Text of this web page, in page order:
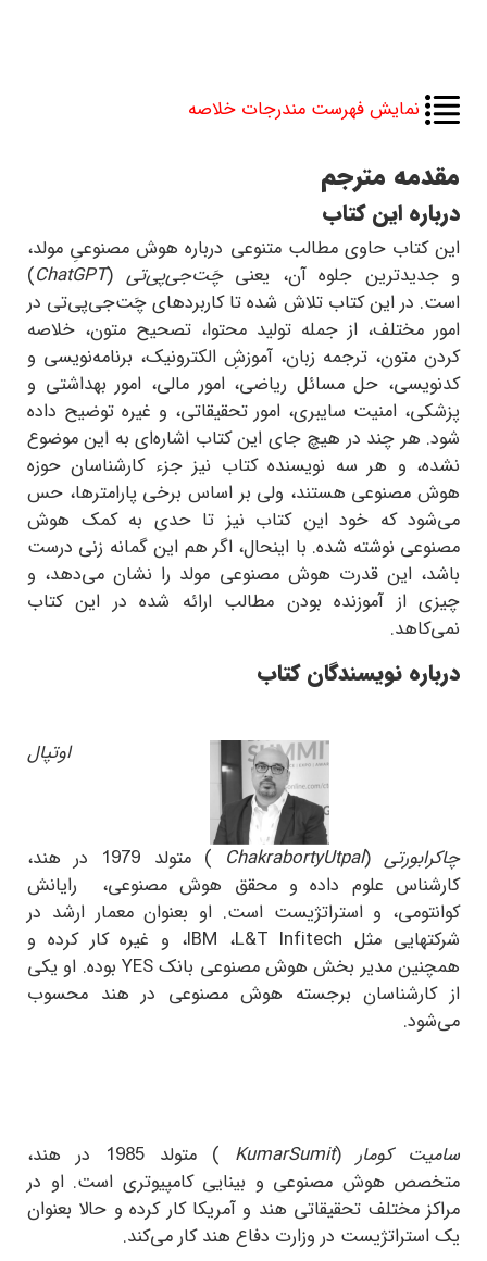
نمایش فهرست مندرجات خلاصه
مقدمه مترجم
درباره این کتاب
این کتاب حاوی مطالب متنوعی درباره هوش مصنوعیِ مولد،
و جدیدترین جلوه آن، یعنیچَت‌جی‌پی‌تی (
ChatGPT
)
است. در این کتاب تلاش شده تا کاربردهای چَت‌جی‌پی‌تی در
امور مختلف، از جمله تولید محتوا، تصحیح متون، خلاصه
کردن متون، ترجمه زبان‌، آموزشِ الکترونیک، برنامه‌نویسی و
کدنویسی، حل مسائل ریاضی، امور مالی، امور بهداشتی و
پزشکی، امنیت سایبری، امور تحقیقاتی، و غیره توضیح داده
شود. هر چند در هیچ جای این کتاب اشاره‌ای به این موضوع
نشده، و هر سه نویسنده کتاب نیز جزء کارشناسان حوزه
هوش‌ مصنوعی هستند، ولی بر اساس برخی پارامترها، حس
می‌شود که خود این کتاب نیز تا حدی به کمک هوش
مصنوعی نوشته شده. با اینحال، اگر هم این گمانه زنی درست
باشد، این قدرت هوش مصنوعی مولد را نشان می‌دهد، و
چیزی از آموزنده بودن مطالب ارائه شده در این کتاب
نمی‌کاهد.
درباره نویسندگان کتاب
اوتپال
چاکرابورتی(
Utpal
Chakraborty
) متولد 1979 در هند،
کارشناس علوم داده و محقق هوش مصنوعی، رایانش
کوانتومی، و استراتژیست است. او بعنوان معمار ارشد در
شرکتهایی مثل
L&T Infitech ، IBM، و غیره کار کرده و
همچنین مدیر بخش هوش مصنوعی بانکYES بوده. او یکی
از کارشناسان برجسته هوش مصنوعی در هند محسوب
می‌شود.
سامیت کومار(
Sumit
Kumar
) متولد 1985 در هند،
متخصص هوش مصنوعی و بینایی کامپیوتری است. او در
مراکز مختلف تحقیقاتی هند و آمریکا کار کرده و حالا بعنوان
یک استراتژیست در وزارت دفاع هند کار می‌کند.